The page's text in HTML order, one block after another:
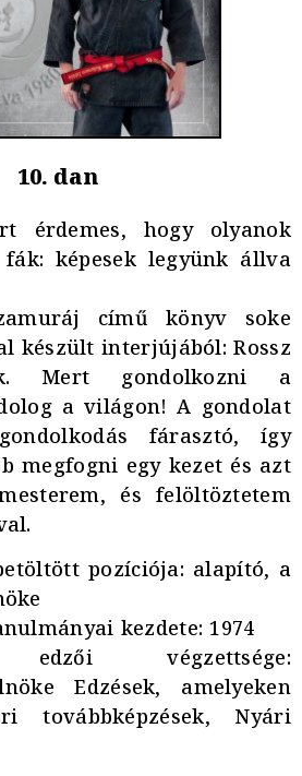
10. dan
érdemes, hogy olyanok
képesek legyünk állva
című könyv soke
készült interjújából: Rossz
Mert gondolkozni a
a világon! A gondolat
fárasztó, így
megfogni egy kezet és azt
és felöltöztetem
pozíciója: alapító, a
kezdete: 1974
edzői végzettsége:
Edzések, amelyeken
továbbképzések, Nyári